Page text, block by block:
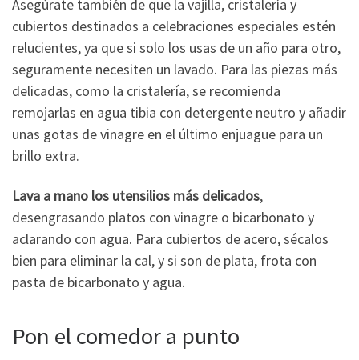
Asegúrate también de que la vajilla, cristalería y
cubiertos destinados a celebraciones especiales estén
relucientes, ya que si solo los usas de un año para otro,
seguramente necesiten un lavado. Para las piezas más
delicadas, como la cristalería, se recomienda
remojarlas en agua tibia con detergente neutro y añadir
unas gotas de vinagre en el último enjuague para un
brillo extra.
Lava a mano los utensilios más delicados,
desengrasando platos con vinagre o bicarbonato y
aclarando con agua. Para cubiertos de acero, sécalos
bien para eliminar la cal, y si son de plata, frota con
pasta de bicarbonato y agua.
Pon el comedor a punto